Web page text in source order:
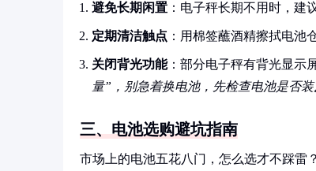
避免长期闲置 ：电子秤长期不用时，建
定期清洁触点 ：用棉签蘸酒精擦拭电池
关闭背光功能：部分电子秤有背光显示
量”，别急着换电池，先检查电池是否
三、电池选购避坑指南
市场上的电池五花八门，怎么选才不踩雷？